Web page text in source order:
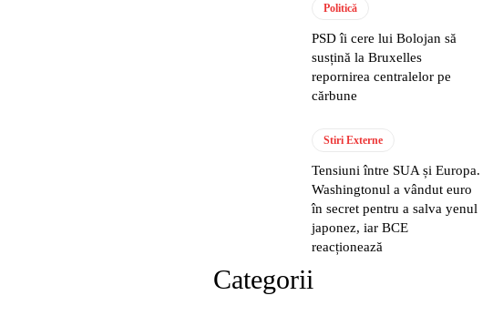
Politică
PSD îi cere lui Bolojan să
susțină la Bruxelles
repornirea centralelor pe
cărbune
Stiri Externe
Tensiuni între SUA și Europa.
Washingtonul a vândut euro
în secret pentru a salva yenul
japonez, iar BCE
reacționează
Categorii